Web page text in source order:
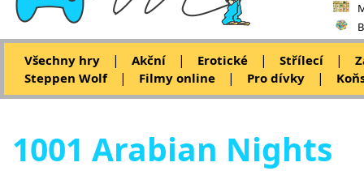
Všechny hry | Akční | Erotické | Střílecí |
Steppen Wolf
| Filmy online | Pro dívky |
1001 Arabian Nights